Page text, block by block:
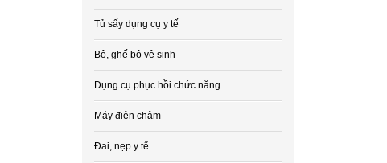
Tủ sấy dụng cụ y tế
Bô, ghế bô vệ sinh
Dụng cụ phục hồi chức năng
Máy điện châm
Đai, nẹp y tế